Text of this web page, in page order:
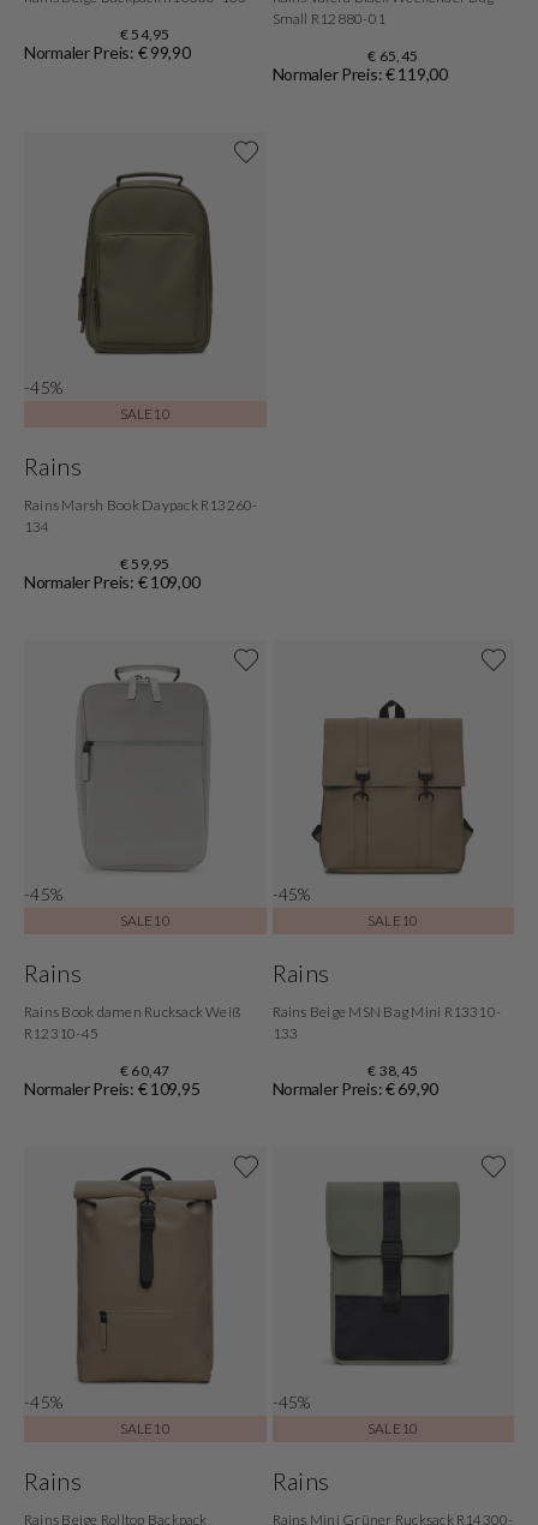
€ 54,95
Normaler Preis: € 99,90
Small R12880-01
€ 65,45
Normaler Preis: € 119,00
-45%
SALE10
Rains
Rains Marsh Book Daypack R13260-
134
€ 59,95
Normaler Preis: € 109,00
-45%
SALE10
Rains
Rains Book damen Rucksack Weiß
R12310-45
€ 60,47
Normaler Preis: € 109,95
-45%
SALE10
Rains
Rains Beige MSN Bag Mini R13310-
133
€ 38,45
Normaler Preis: € 69,90
-45%
SALE10
Rains
Rains Beige Rolltop Backpack
-45%
SALE10
Rains
Rains Mini Grüner Rucksack R14300-